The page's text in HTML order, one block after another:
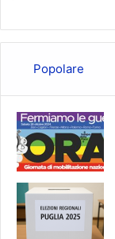
Popolare